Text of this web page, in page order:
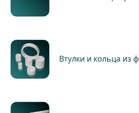
Втулки и кольца из